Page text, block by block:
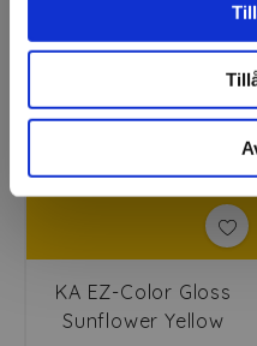
Mellanklass
KA EZ-Color Gloss
Sunflower Yellow